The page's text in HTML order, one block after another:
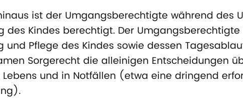
ist der Umgangsberechtigte während des
des Kindes berechtigt. Der
und Pflege des Kindes sowie dessen
Sorgerecht die alleinigen Entscheidungen
und in Notfällen (etwa eine dringend